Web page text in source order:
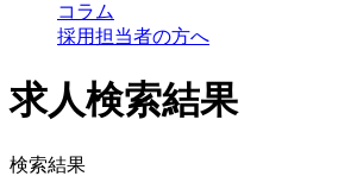
コラム
採用担当者の方へ
求人検索結果
検索結果